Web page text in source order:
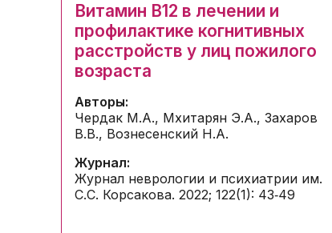
Витамин B12 в лечении и
профилактике когнитивных
расстройств у лиц пожилого
возраста
Авторы:
Чердак М.А., Мхитарян Э.А., Захаров
В.В., Вознесенский Н.А.
Журнал:
Журнал неврологии и психиатрии им.
С.С. Корсакова. 2022; 122(1): 43‑49